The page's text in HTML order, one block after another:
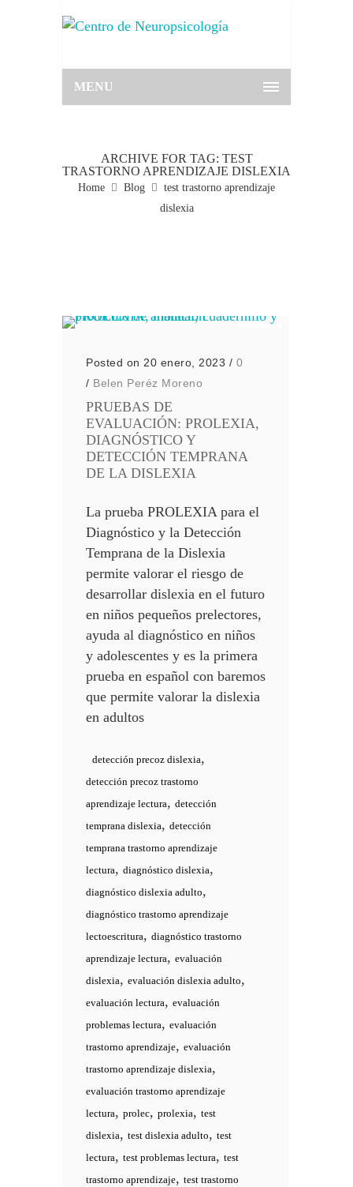
MENU
ARCHIVE FOR TAG: TEST
TRASTORNO APRENDIZAJE DISLEXIA
Home Blog
test trastorno aprendizaje
dislexia
Posted on 20 enero, 2023 / 0
/ Belen Peréz Moreno
PRUEBAS DE
EVALUACIÓN: PROLEXIA,
DIAGNÓSTICO Y
DETECCIÓN TEMPRANA
DE LA DISLEXIA
La prueba PROLEXIA para el
Diagnóstico y la Detección
Temprana de la Dislexia
permite valorar el riesgo de
desarrollar dislexia en el futuro
en niños pequeños prelectores,
ayuda al diagnóstico en niños
y adolescentes y es la primera
prueba en español con baremos
que permite valorar la dislexia
en adultos
detección precoz dislexia,
detección precoz trastorno
aprendizaje lectura, detección
temprana dislexia, detección
temprana trastorno aprendizaje
lectura, diagnóstico dislexia,
diagnóstico dislexia adulto,
diagnóstico trastorno aprendizaje
lectoescritura, diagnóstico trastorno
aprendizaje lectura, evaluación
dislexia, evaluación dislexia adulto,
evaluación lectura, evaluación
problemas lectura, evaluación
trastorno aprendizaje, evaluación
trastorno aprendizaje dislexia,
evaluación trastorno aprendizaje
lectura, prolec, prolexia, test
dislexia, test dislexia adulto, test
lectura, test problemas lectura, test
trastorno aprendizaje, test trastorno